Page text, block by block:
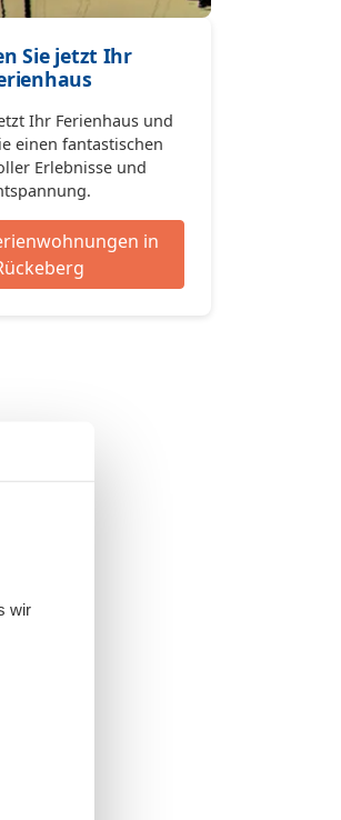
Sie jetzt Ihr
Ihr Ferienhaus und
einen fantastischen
Erlebnisse und
in
wir